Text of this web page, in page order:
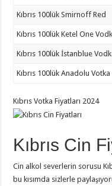
Kıbrıs 100lük Smirnoff Red
Kıbrıs 100lük Ketel One
Kıbrıs 100lük İstanblue
Kıbrıs 100lük Anadolu Votka
Kıbrıs Votka Fiyatları 2024
Kıbrıs Cin
Cin alkol severlerin sorusu
bu kısımda sizlerle